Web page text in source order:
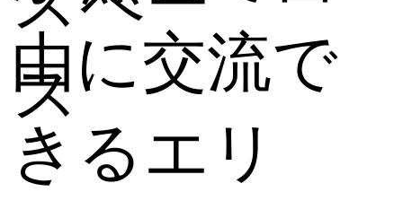
ス
由に交流で
きるエリ